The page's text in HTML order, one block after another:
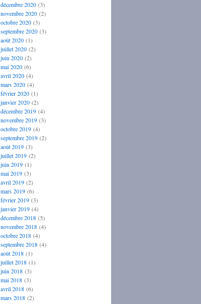
décembre 2020(3)
novembre 2020(2)
octobre 2020(3)
septembre 2020(3)
août 2020(1)
juillet 2020(2)
juin 2020(2)
mai 2020(6)
avril 2020(4)
mars 2020(4)
février 2020(1)
janvier 2020(2)
décembre 2019(4)
novembre 2019(3)
octobre 2019(4)
septembre 2019(2)
août 2019(3)
juillet 2019(2)
juin 2019(1)
mai 2019(3)
avril 2019(2)
mars 2019(6)
février 2019(3)
janvier 2019(4)
décembre 2018(5)
novembre 2018(4)
octobre 2018(4)
septembre 2018(4)
août 2018(1)
juillet 2018(1)
juin 2018(3)
mai 2018(3)
avril 2018(6)
mars 2018(2)